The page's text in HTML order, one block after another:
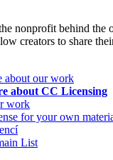
nonprofit behind the
creators to share
about our work
about CC Licensing
work
for your own
List